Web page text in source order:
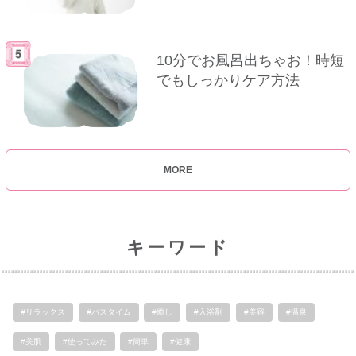
10分でお風呂出ちゃお！時短
でもしっかりケア方法
MORE
キーワード
#リラックス #バスタイム #癒し #入浴剤 #美容 #温泉
#美肌 #使ってみた #簡単 #健康